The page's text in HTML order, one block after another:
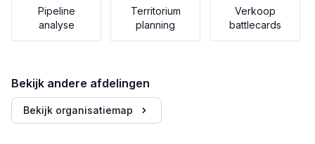
Pipeline
analyse
Territorium
planning
Verkoop
battlecards
Bekijk andere afdelingen
Bekijk organisatiemap